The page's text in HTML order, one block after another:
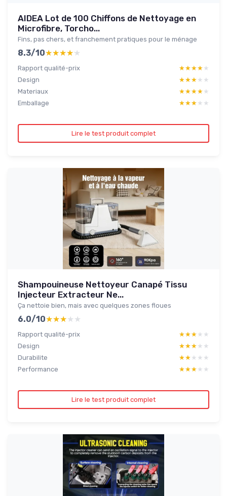
AIDEA Lot de 100 Chiffons de Nettoyage en
Microfibre, Torcho...
Fins, pas chers, et franchement pratiques pour le ménage
8.3/10★★★★★
★★★★★
Rapport qualité-prix ★★★★★
★★★★★
Design
★★★★★
★★★★★
Materiaux
★★★★★
★★★★★
Emballage
★★★★★
★★★★★
Lire le test produit complet
Shampouineuse Nettoyeur Canapé Tissu
Injecteur Extracteur Ne...
Ça nettoie bien, mais avec quelques zones floues
6.0/10★★★★★
★★★★★
Rapport qualité-prix ★★★★★
★★★★★
Design
★★★★★
★★★★★
Durabilite
★★★★★
★★★★★
Performance
★★★★★
★★★★★
Lire le test produit complet